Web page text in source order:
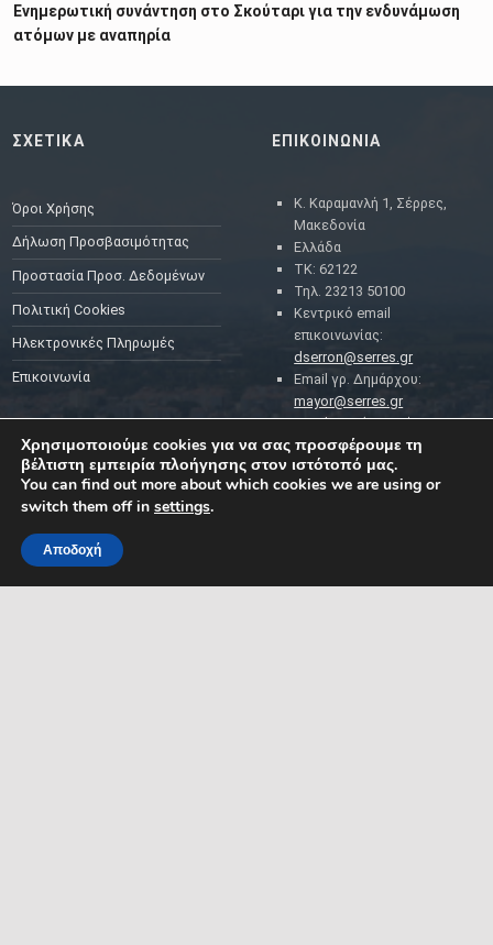
Ενημερωτική συνάντηση στο Σκούταρι για την ενδυνάμωση
ατόμων με αναπηρία
ΣΧΕΤΙΚΑ
Όροι Χρήσης
Δήλωση Προσβασιμότητας
Προστασία Προσ. Δεδομένων
Πολιτική Cookies
Ηλεκτρονικές Πληρωμές
Επικοινωνία
ΕΠΙΚΟΙΝΩΝΙΑ
Κ. Καραμανλή 1, Σέρρες,
Μακεδονία
Ελλάδα
ΤΚ: 62122
Τηλ. 23213 50100
Κεντρικό email
επικοινωνίας:
dserron@serres.gr
Email γρ. Δημάρχου:
mayor@serres.gr
Email DPO (Υπευθύνου
Προστασίας Δεδομένων):
dpo@serres.gr
Τηλέφωνο DPO: 2109761865
ΡΟΗ ΕΙΔΗΣΕΩΝ
Χρησιμοποιούμε cookies για να σας προσφέρουμε τη
βέλτιστη εμπειρία πλοήγησης στον ιστότοπό μας.
You can find out more about which cookies we are using or
switch them off in settings.
Αποδοχή